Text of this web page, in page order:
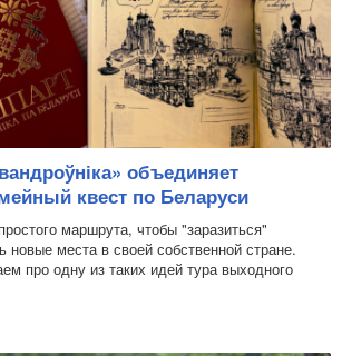
объединяет
квест по Беларуси
маршрута, чтобы "заразиться"
новые места в своей собственной стране.
про одну из таких идей тура выходного